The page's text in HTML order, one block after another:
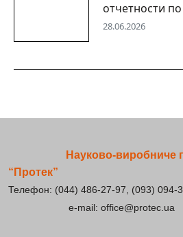
отчетности
28.06.2026
Науково-виробниче
“Протек”
Телефон: (044) 486-27-97, (093) 094-
e-mail: office@protec.ua